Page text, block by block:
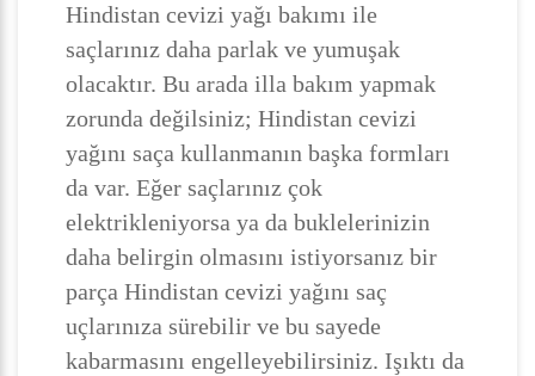
Hindistan cevizi yağı bakımı ile
saçlarınız daha parlak ve yumuşak
olacaktır. Bu arada illa bakım yapmak
zorunda değilsiniz; Hindistan cevizi
yağını saça kullanmanın başka formları
da var. Eğer saçlarınız çok
elektrikleniyorsa ya da buklelerinizin
daha belirgin olmasını istiyorsanız bir
parça Hindistan cevizi yağını saç
uçlarınıza sürebilir ve bu sayede
kabarmasını engelleyebilirsiniz. Işıktı da